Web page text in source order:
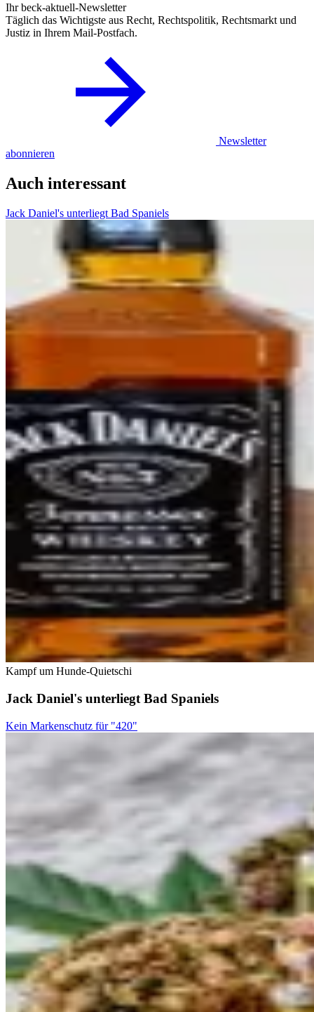
Ihr beck-aktuell-Newsletter
Täglich das Wichtigste aus Recht, Rechtspolitik, Rechtsmarkt und
Justiz in Ihrem Mail-Postfach.
Newsletter
abonnieren
Auch interessant
Jack Daniel's unterliegt Bad Spaniels
Kampf um Hunde-Quietschi
Jack Daniel's unterliegt Bad Spaniels
Kein Markenschutz für "420"